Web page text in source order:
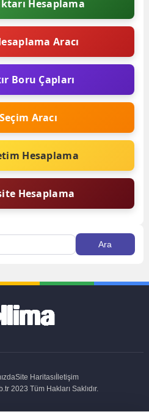
Hesaplama
Aracı
Boru Çapları
Aracı
Hesaplama
Hesaplama
Site Haritasıİletişim
2023 Tüm Hakları Saklıdır.